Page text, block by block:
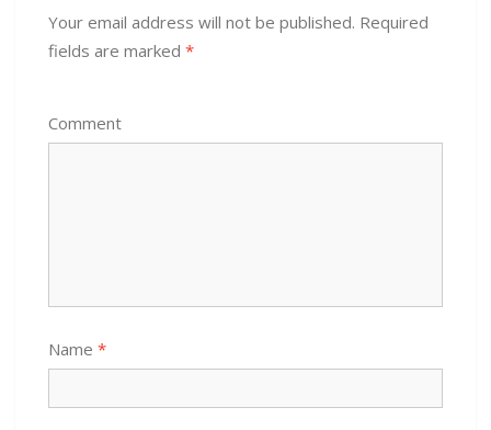
Your email address will not be published. Required
fields are marked *
Comment
Name *